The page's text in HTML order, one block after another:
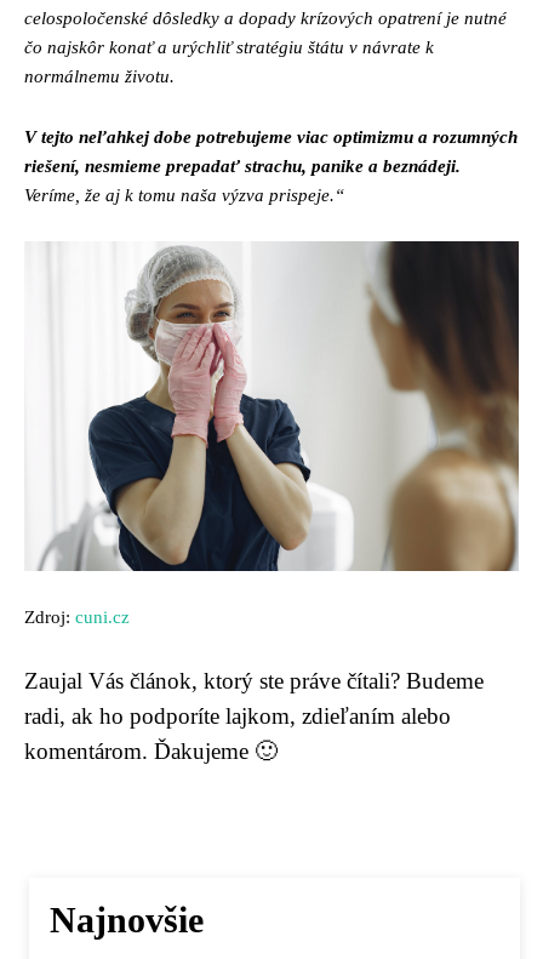
celospoločenské dôsledky a dopady krízových opatrení je nutné
čo najskôr konať a urýchliť stratégiu štátu v návrate k
normálnemu životu.
V tejto neľahkej dobe potrebujeme viac optimizmu a rozumných
riešení, nesmieme prepadať strachu, panike a beznádeji.
Veríme, že aj k tomu naša výzva prispeje.“
Zdroj: cuni.cz
Zaujal Vás článok, ktorý ste práve čítali? Budeme
radi, ak ho podporíte lajkom, zdieľaním alebo
komentárom. Ďakujeme 🙂
Najnovšie